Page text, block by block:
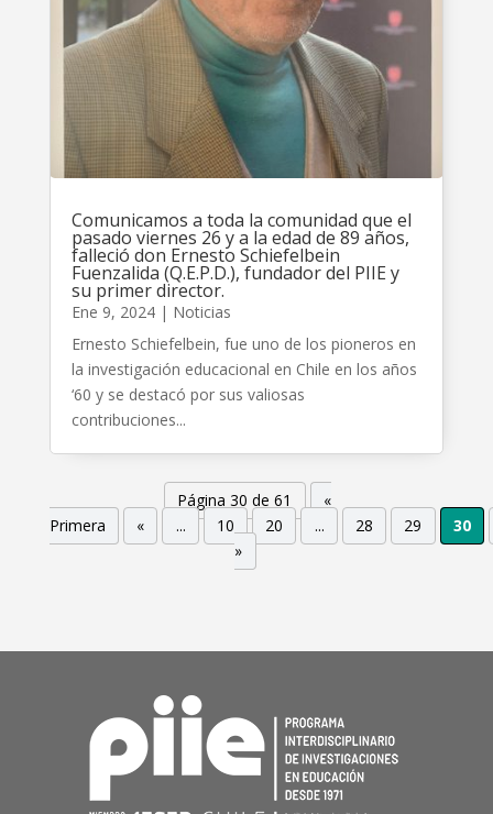
Comunicamos a toda la comunidad que el
pasado viernes 26 y a la edad de 89 años,
falleció don Ernesto Schiefelbein
Fuenzalida (Q.E.P.D.), fundador del PIIE y
su primer director.
Ene 9, 2024| Noticias
Ernesto Schiefelbein, fue uno de los pioneros en
la investigación educacional en Chile en los años
‘60 y se destacó por sus valiosas
contribuciones...
Página 30 de 61
«
Primera
« ... 10 20 ... 28 29
30
»